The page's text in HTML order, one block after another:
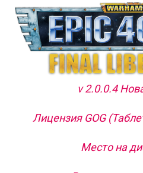
v 2.0.0.4
Лицензия GOG
Место на